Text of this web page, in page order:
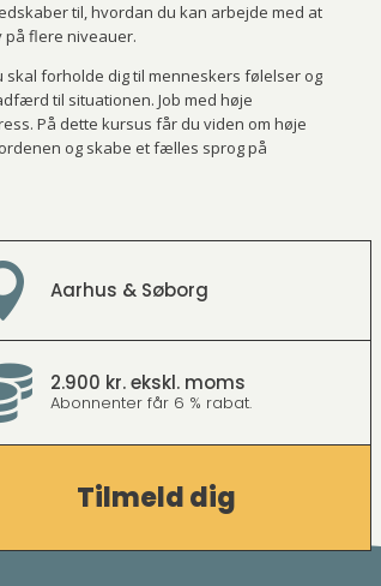
til, hvordan du kan arbejde med at
flere niveauer.
forholde dig til menneskers følelser og
til situationen. Job med høje
På dette kursus får du viden om høje
og skabe et fælles sprog på
Aarhus & Søborg
2.900 kr. ekskl. moms
Abonnenter får 6 % rabat.
Tilmeld dig